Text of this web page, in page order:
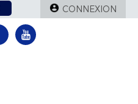
CONNEXION